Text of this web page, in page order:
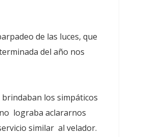
de las luces, que
del año nos
los simpáticos
lograba aclararnos
similar al velador.